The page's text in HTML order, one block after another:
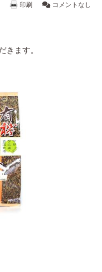
印刷 コメントなし
きます。